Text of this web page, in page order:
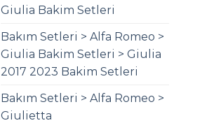
Giulia Bakim Setleri
Bakım Setleri > Alfa Romeo >
Giulia Bakim Setleri > Giulia
2017 2023 Bakim Setleri
Bakım Setleri > Alfa Romeo >
Giulietta